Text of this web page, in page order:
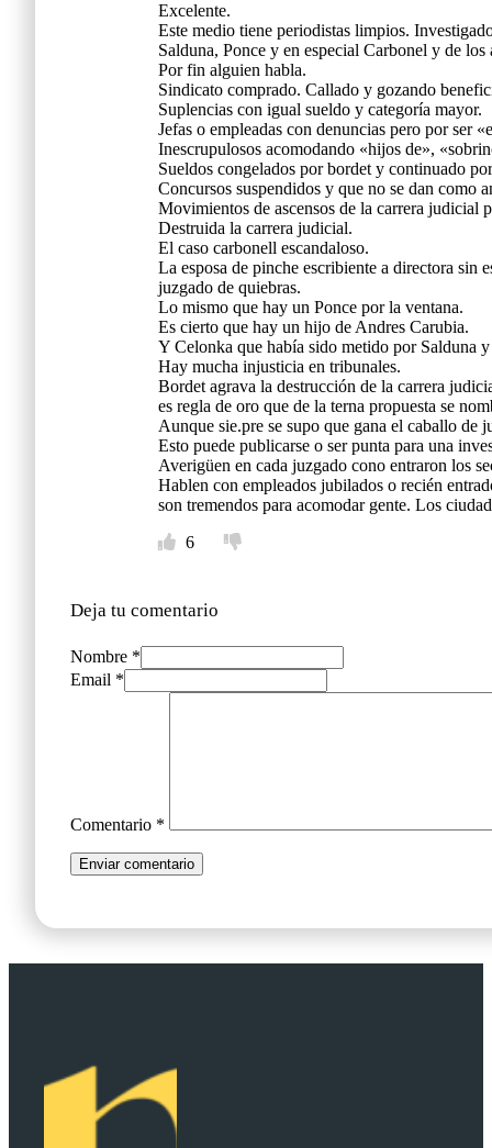
Excelente.
Este medio tiene periodistas limpios.
Salduna, Ponce y en especial Carbonel y de
Por fin alguien habla.
Sindicato comprado. Callado y gozando
Suplencias con igual sueldo y categoría mayor.
Jefas o empleadas con denuncias pero por ser
Inescrupulosos acomodando «hijos de»,
Sueldos congelados por bordet y continuado
Concursos suspendidos y que no se dan como
Movimientos de ascensos de la carrera judicial
Destruida la carrera judicial.
El caso carbonell escandaloso.
La esposa de pinche escribiente a directora sin
juzgado de quiebras.
Lo mismo que hay un Ponce por la ventana.
Es cierto que hay un hijo de Andres Carubia.
Y Celonka que había sido metido por Salduna
Hay mucha injusticia en tribunales.
Bordet agrava la destrucción de la carrera
es regla de oro que de la terna propuesta se
Aunque sie.pre se supo que gana el caballo
Esto puede publicarse o ser punta para una
Averigüen en cada juzgado cono entraron los
Hablen con empleados jubilados o recién
son tremendos para acomodar gente. Los
6
Deja tu comentario
Nombre *
Email *
Comentario *